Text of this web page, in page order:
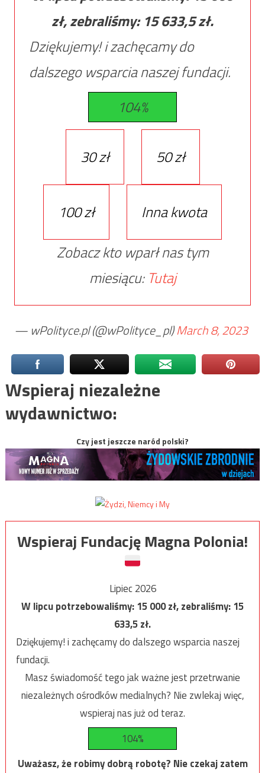
zł, zebraliśmy: 15 633,5zł.
Dziękujemy! i zachęcamy do
dalszego wsparcia naszej fundacji.
104%
30 zł 50 zł
100 zł
Inna kwota
Zobacz kto wparł nas tym
miesiącu: Tutaj
— wPolityce.pl (@wPolityce_pl)March 8, 2023
Wspieraj niezależne
wydawnictwo:
Czy jest jeszcze naród polski?
Wspieraj Fundację Magna Polonia!
Lipiec 2026
W lipcu potrzebowaliśmy:15 000zł, zebraliśmy:15
633,5zł.
Dziękujemy! i zachęcamy do dalszego wsparcia naszej
fundacji.
Masz świadomość tego jak ważne jest przetrwanie
niezależnych ośrodków medialnych? Nie zwlekaj więc,
wspieraj nas już od teraz.
104%
Uważasz, że robimy dobrą robotę? Nie czekaj zatem